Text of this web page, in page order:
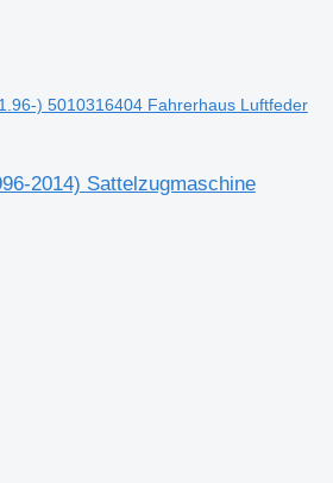
) 5010316404 Fahrerhaus Luftfeder
2014) Sattelzugmaschine